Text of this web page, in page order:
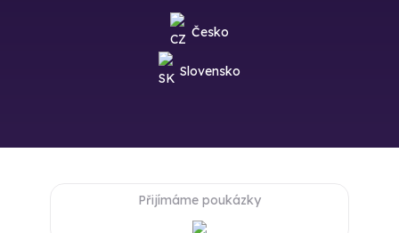
Česko
Slovensko
Přijímáme poukázky